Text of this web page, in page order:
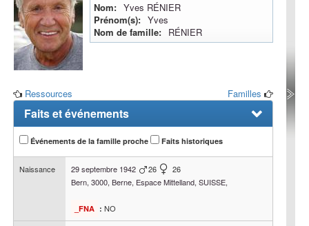
Nom Yves RÉNIER
Prénom(s)
Yves
Nom de famille
RÉNIER
Ressources Familles
Faits et événements
Événements de la famille proche Faits historiques
Naissance 29 septembre 1942 26
26
Bern, 3000, Berne, Espace Mittelland, SUISSE,
_FNA : NO